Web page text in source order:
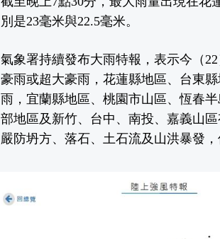
別是23毫米與22.5毫米。
氣象署持續發布大雨特報，表示今（
豪雨或超大豪雨，花蓮縣地區、台東
雨，宜蘭縣地區、桃園市山區、恆春
部地區及新竹、台中、南投、嘉義山
嚴防坍方、落石、土石流及山洪暴發，